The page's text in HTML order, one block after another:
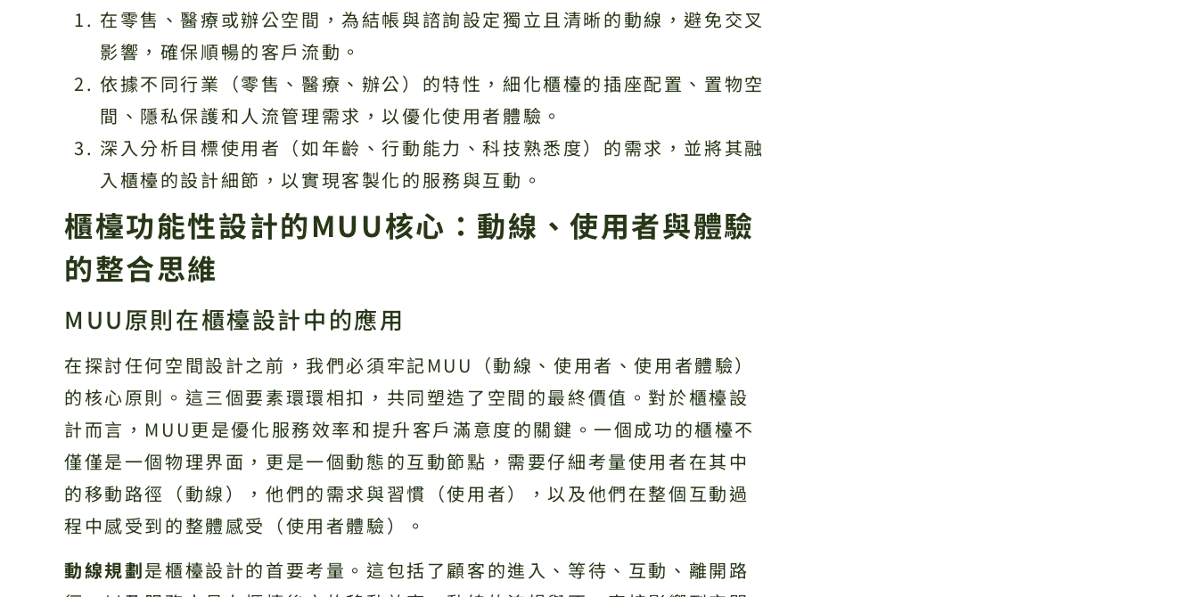
在零售、醫療或辦公空間，為結帳與諮詢設定獨立且清晰的動線，避免交叉
影響，確保順暢的客戶流動。
依據不同行業（零售、醫療、辦公）的特性，細化櫃檯的插座配置、置物空
間、隱私保護和人流管理需求，以優化使用者體驗。
深入分析目標使用者（如年齡、行動能力、科技熟悉度）的需求，並將其融
入櫃檯的設計細節，以實現客製化的服務與互動。
櫃檯功能性設計的MUU核心：動線、使用者與體驗
的整合思維
MUU原則在櫃檯設計中的應用
在探討任何空間設計之前，我們必須牢記MUU（動線、使用者、使用者體驗）
的核心原則。這三個要素環環相扣，共同塑造了空間的最終價值。對於櫃檯設
計而言，MUU更是優化服務效率和提升客戶滿意度的關鍵。一個成功的櫃檯不
僅僅是一個物理界面，更是一個動態的互動節點，需要仔細考量使用者在其中
的移動路徑（動線），他們的需求與習慣（使用者），以及他們在整個互動過
程中感受到的整體感受（使用者體驗）。
動線規劃是櫃檯設計的首要考量。這包括了顧客的進入、等待、互動、離開路